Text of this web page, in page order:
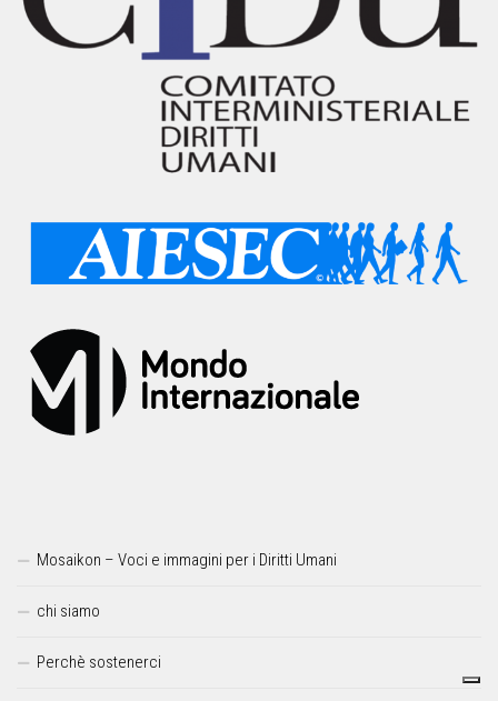
Mosaikon – Voci e immagini per i Diritti Umani
chi siamo
Perchè sostenerci